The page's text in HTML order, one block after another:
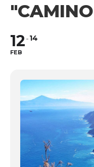
12
FEB
14